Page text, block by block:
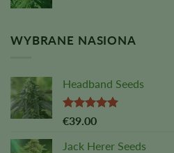
WYBRANE NASIONA
Headband Seeds
Oceniono
5
€39.00
Jack Herer Seeds